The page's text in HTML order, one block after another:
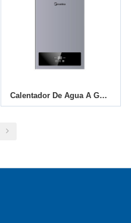
Calentador De Agua A Gas De Temperatura Constante JSD T01/A 12L